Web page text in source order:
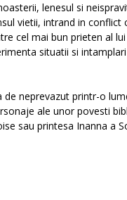
lenesul si
vietii, intrand in
cel mai bun prieten al
situatii si
neprevazut printr-o
ale unor povesti
sau printesa Inanna a